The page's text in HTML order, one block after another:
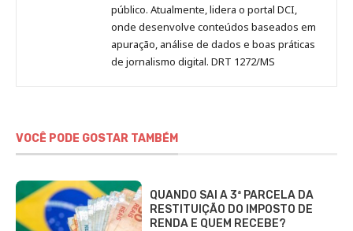
público. Atualmente, lidera o portal DCI,
onde desenvolve conteúdos baseados em
apuração, análise de dados e boas práticas
de jornalismo digital. DRT 1272/MS
VOCÊ PODE GOSTAR TAMBÉM
QUANDO SAI A 3ª PARCELA DA
RESTITUIÇÃO DO IMPOSTO DE
RENDA E QUEM RECEBE?